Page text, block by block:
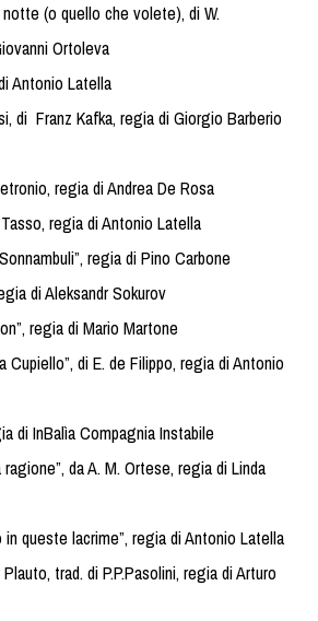
(o quello che volete), di W.
Ortoleva
Antonio Latella
di Franz Kafka, regia di Giorgio Barberio
regia di Andrea De Rosa
regia di Antonio Latella
regia di Pino Carbone
di Aleksandr Sokurov
regia di Mario Martone
Cupiello”, di E. de Filippo, regia di Antonio
di InBalìa Compagnia Instabile
da A. M. Ortese, regia di Linda
in queste lacrime”, regia di Antonio Latella
Plauto, trad. di P.P.Pasolini, regia di Arturo